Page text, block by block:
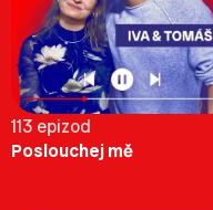
113 epizod
Poslouchej mě